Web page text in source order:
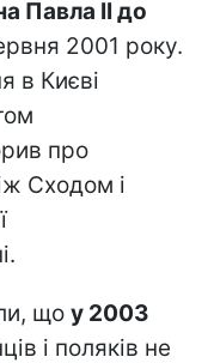
Павла II до
2001 року.
в Києві
про
Сходом і
що у 2003
і поляків не